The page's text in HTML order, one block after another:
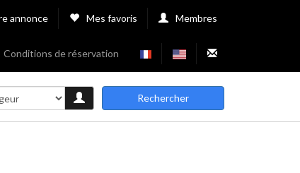
annonce Mes favoris Membres
Conditions de réservation
Rechercher